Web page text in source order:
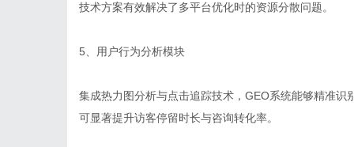
技术方案有效解决了多平台优化时的资源分散问题。
5、用户行为分析模块
集成热力图分析与点击追踪技术，GEO系统能够精准
可显著提升访客停留时长与咨询转化率。